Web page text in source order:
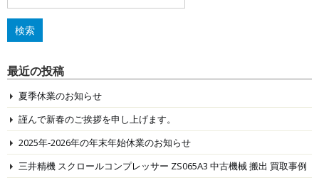
索:
最近の投稿
夏季休業のお知らせ
謹んで新春のご挨拶を申し上げます。
2025年-2026年の年末年始休業のお知らせ
三井精機 スクロールコンプレッサー ZS065A3 中古機械 搬出 買取事例